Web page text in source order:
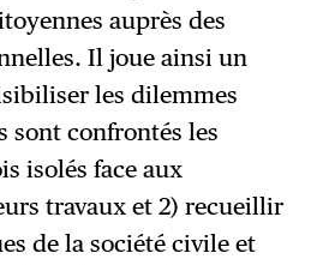
auprès des
Il joue ainsi un
les dilemmes
sont confrontés les
isolés face aux
travaux et 2) recueillir
de la société civile et